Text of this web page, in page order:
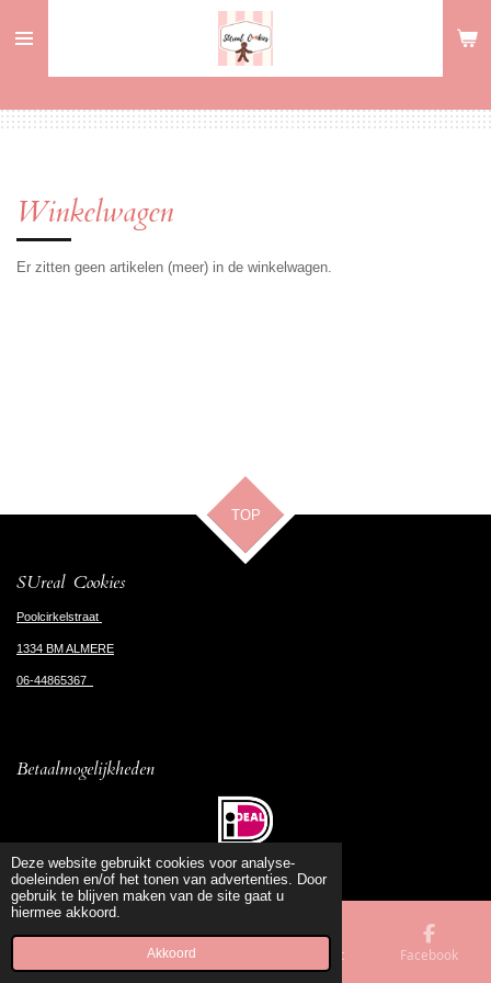
Deze website gebruikt cookies voor analyse-
doeleinden en/of het tonen van advertenties. Door
gebruik te blijven maken van de site gaat u
hiermee akkoord.
Akkoord
direct
hoofdinhoud
Winkelwagen
Er zitten geen artikelen (meer) in de winkelwagen.
TOP
SUreal Cookies
Poolcirkelstraat
1334 BM ALMERE
06-44865367
Betaalmogelijkheden
© 2020 - 2026 SUreal Cookies
Telefoonnummer Kaart Facebook